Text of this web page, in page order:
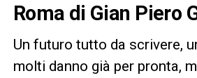
Roma di Gian Piero
Un futuro tutto da scrivere,
molti danno già per pronta,